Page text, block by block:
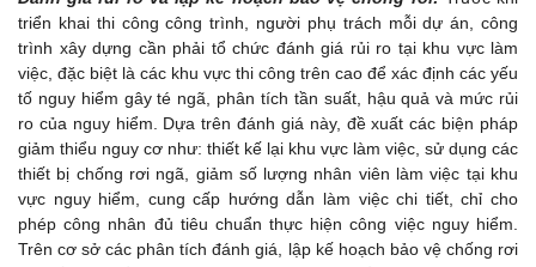
triển khai thi công công trình, người phụ trách mỗi dự án, công
trình xây dựng cần phải tổ chức đánh giá rủi ro tại khu vực làm
việc, đặc biệt là các khu vực thi công trên cao để xác định các yếu
tố nguy hiểm gây té ngã, phân tích tần suất, hậu quả và mức rủi
ro của nguy hiểm. Dựa trên đánh giá này, đề xuất các biện pháp
giảm thiểu nguy cơ như: thiết kế lại khu vực làm việc, sử dụng các
thiết bị chống rơi ngã, giảm số lượng nhân viên làm việc tại khu
vực nguy hiểm, cung cấp hướng dẫn làm việc chi tiết, chỉ cho
phép công nhân đủ tiêu chuẩn thực hiện công việc nguy hiểm.
Trên cơ sở các phân tích đánh giá, lập kế hoạch bảo vệ chống rơi